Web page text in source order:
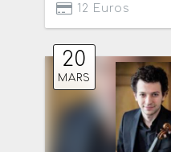
12 Euros
20
MARS